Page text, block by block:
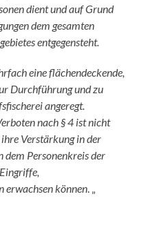
dient und auf Grund
dem gesamten
entgegensteht.
eine flächendeckende,
Durchführung und zu
angeregt.
nach § 4 ist nicht
Verstärkung in der
dem Personenkreis der
erwachsen können